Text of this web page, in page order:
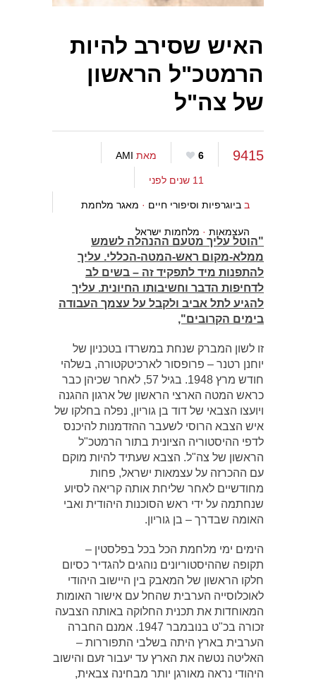
האיש שסירב להיות
הרמטכ"ל הראשון
של צה"ל
9415
6 מאת AMI
11 שנים לפני
ב ביוגרפיות וסיפורי חיים · מאגר מלחמת
העצמאות · מלחמות ישראל
"הוטל עליך מטעם ההנהלה לשמש
ממלא-מקום ראש-המטה-הכללי. עליך
להתפנות מיד לתפקיד זה – בשים לב
לדחיפות הדבר וחשיבותו החיונית. עליך
להגיע לתל אביב ולקבל על עצמך העבודה
בימים הקרובים",
זו לשון המברק שנחת במשרדו בטכניון של
יוחנן רטנר – פרופסור לארכיטקטורה, בשלהי
חודש מרץ 1948. בגיל 57, לאחר שכיהן כבר
כראש המטה הארצי הראשון של ארגון ההגנה
ויועצו הצבאי של דוד בן גוריון, נפלה בחלקו של
איש הצבא הרוסי לשעבר ההזדמנות להיכנס
לדפי ההיסטוריה הציונית בתור הרמטכ"ל
הראשון של צה"ל. הצבא שעתיד להיות מוקם
עם ההכרזה על עצמאות ישראל, פחות
מחודשיים לאחר שליחת אותה קריאה לסיוע
שנחתמה על ידי ראש הסוכנות היהודית ואבי
האומה שבדרך – בן גוריון.
הימים ימי מלחמת הכל בכל בפלסטין –
תקופה שההיסטוריונים נוהגים להגדיר כסיום
חלקו הראשון של המאבק בין היישוב היהודי
לאוכלוסייה הערבית שהחל עם אישור האומות
המאוחדות את תכנית החלוקה באותה הצבעה
זכורה בכ"ט בנובמבר 1947. אמנם החברה
הערבית בארץ היתה בשלבי התפוררות –
האליטה נטשה את הארץ עד יעבור זעם והישוב
היהודי נראה מאורגן יותר מבחינה צבאית,